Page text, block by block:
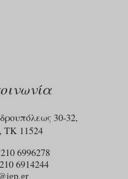
30-32,
ΤΚ 11524
6996278
6914244​